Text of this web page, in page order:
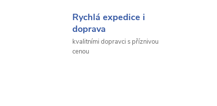
Rychlá expedice i
doprava
kvalitními dopravci s příznivou
cenou